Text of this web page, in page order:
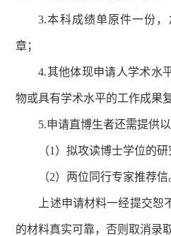
3.本科成绩单原件一份
章；
4.其他体现申请人学术水
物或具有学术水平的工作成果
5.申请直博生者还需提供以
（1）拟攻读博士学位的研
（2）两位同行专家推荐信
上述申请材料一经提交
的材料真实可靠，否则取消录